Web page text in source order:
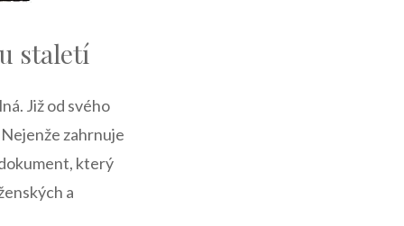
staletí
Již od svého
zahrnuje
který
a